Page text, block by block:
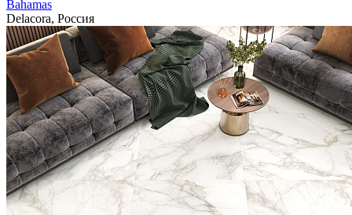
Bahamas
Delacora, Россия